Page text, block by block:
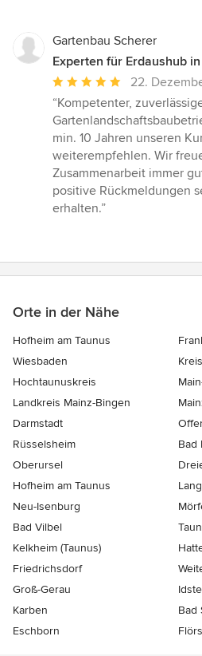
Gartenbau Scherer
Experten für Erdaushub
Durchschnittliche
Bewertung:
5
von
5
Sternen
22.
“Kompetenter,
min. 10 Jahren unseren
weiterempfehlen. Wir
Zusammenarbeit immer
positive Rückmeldungen
erhalten.”
Orte in der Nähe
Hofheim am Taunus
Wiesbaden
Hochtaunuskreis
Landkreis Mainz-Bingen
Darmstadt
Rüsselsheim
Bad
Oberursel
Hofheim am Taunus
Neu-Isenburg
Bad Vilbel
Kelkheim (Taunus)
Friedrichsdorf
Groß-Gerau
Karben
Bad
Eschborn